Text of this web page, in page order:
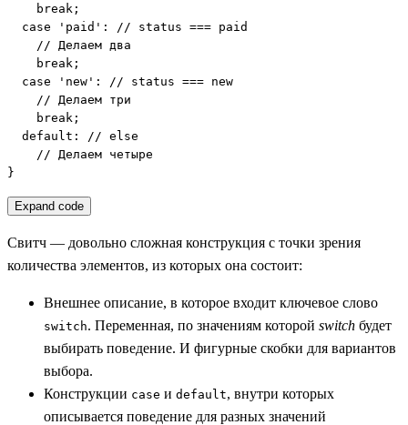
    break;
  case 'paid': // status === paid
    // Делаем два
    break;
  case 'new': // status === new
    // Делаем три
    break;
  default: // else
    // Делаем четыре
}
Expand code
Свитч — довольно сложная конструкция с точки зрения
количества элементов, из которых она состоит:
Внешнее описание, в которое входит ключевое слово
switch. Переменная, по значениям которой switch будет
выбирать поведение. И фигурные скобки для вариантов
выбора.
Конструкции case и default, внутри которых
описывается поведение для разных значений